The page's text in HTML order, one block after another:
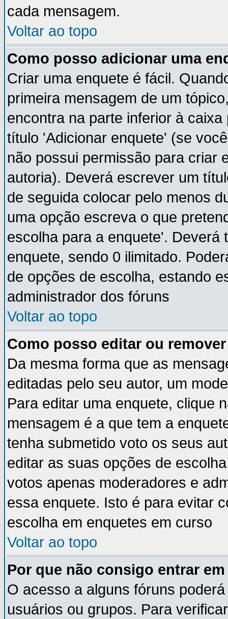
cada mensagem.
Voltar ao topo
Como posso adicionar uma
Criar uma enquete é fácil.
primeira mensagem de um
encontra na parte inferior à
título 'Adicionar enquete' (se
não possui permissão para criar
autoria). Deverá escrever um
de seguida colocar pelo menos
uma opção escreva o que
escolha para a enquete'. Deverá
enquete, sendo 0 ilimitado.
de opções de escolha, estando
administrador dos fóruns
Voltar ao topo
Como posso editar ou
Da mesma forma que as
editadas pelo seu autor, um
Para editar uma enquete, clique
mensagem é a que tem a
tenha submetido voto os seus
editar as suas opções de
votos apenas moderadores e
essa enquete. Isto é para evitar
escolha em enquetes em curso
Voltar ao topo
Por que não consigo entrar
O acesso a alguns fóruns
usuários ou grupos. Para